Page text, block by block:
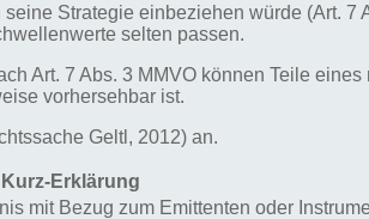
Strategie einbeziehen würde (Art.
selten passen.
Art. 7 Abs. 3 MMVO können Teile
vorhersehbar ist.
Geltl, 2012) an.
Kurz-Erklärung
mit Bezug zum Emittenten oder